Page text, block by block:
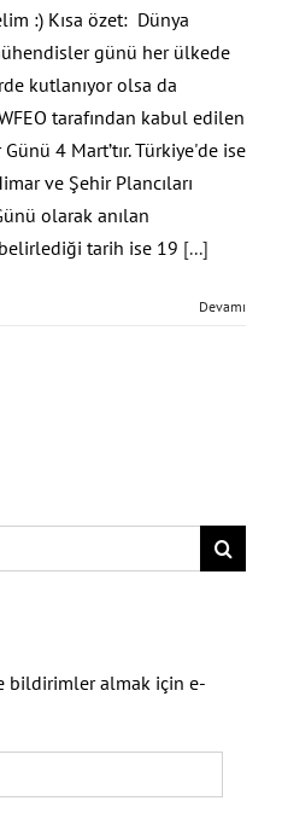
:) Kısa özet: Dünya
günü her ülkede
kutlanıyor olsa da
tarafından kabul edilen
4 Mart’tır. Türkiye'de ise
ve Şehir Plancıları
olarak anılan
tarih ise 19 [...]
Devamı
bildirimler almak için e-